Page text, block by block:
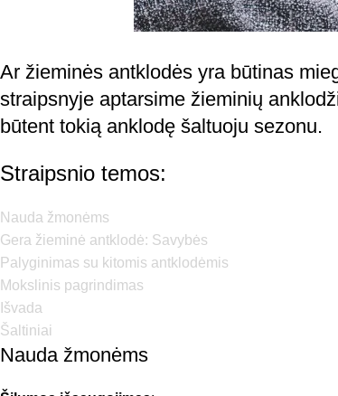
Ar žieminės antklodės yra būtinas
straipsnyje aptarsime žieminių
būtent tokią anklodę šaltuoju sezonu.
Straipsnio temos:
Nauda žmonėms
Gera žieminė antklodė: Savybės
Palyginimas su kitomis antklodėmis
Mokslinis pagrindimas
Išvada
Šaltiniai
Nauda žmonėms